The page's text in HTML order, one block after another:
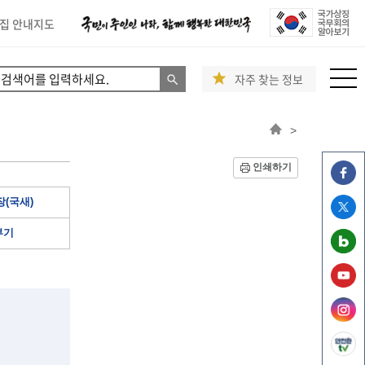
안내지도
자주 찾는 정보
>
인쇄하기
(국새)